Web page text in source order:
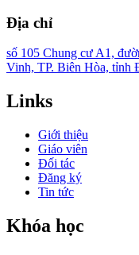
Địa chỉ
số 105 Chung cư A1,
Vinh, TP. Biên Hòa, tỉnh
Links
Giới thiệu
Giáo viên
Đối tác
Đăng ký
Tin tức
Khóa học